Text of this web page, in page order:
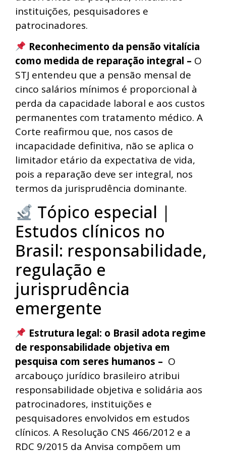
instituições, pesquisadores e
patrocinadores.
Reconhecimento da pensão vitalícia
como medida de reparação integral – O
STJ entendeu que a pensão mensal de
cinco salários mínimos é proporcional à
perda da capacidade laboral e aos custos
permanentes com tratamento médico. A
Corte reafirmou que, nos casos de
incapacidade definitiva, não se aplica o
limitador etário da expectativa de vida,
pois a reparação deve ser integral, nos
termos da jurisprudência dominante.
Tópico especial |
Estudos clínicos no
Brasil: responsabilidade,
regulação e
jurisprudência
emergente
Estrutura legal: o Brasil adota regime
de responsabilidade objetiva em
pesquisa com seres humanos – O
arcabouço jurídico brasileiro atribui
responsabilidade objetiva e solidária aos
patrocinadores, instituições e
pesquisadores envolvidos em estudos
clínicos. A Resolução CNS 466/2012 e a
RDC 9/2015 da Anvisa compõem um